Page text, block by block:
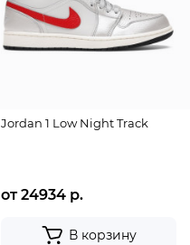
Jordan 1 Low Night Track
от 24934 р.
В корзину